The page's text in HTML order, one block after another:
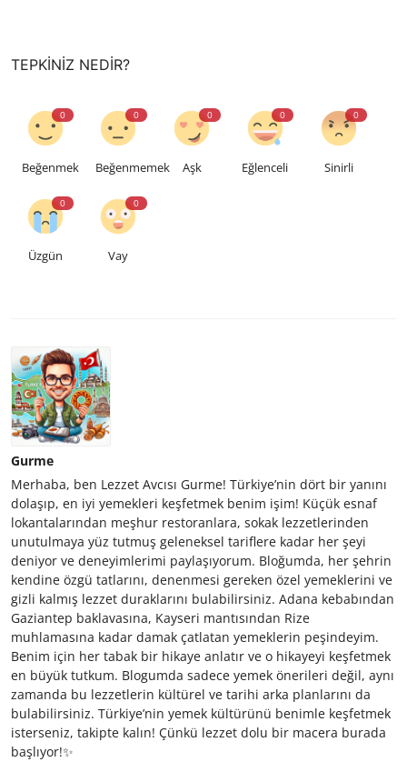
TEPKINIZ NEDIR?
0
Beğenmek
0
Beğenmemek
0
Aşk
0
Eğlenceli
0
Sinirli
0
Üzgün
0
Vay
Gurme
Merhaba, ben Lezzet Avcısı Gurme! Türkiye’nin dört bir yanını
dolaşıp, en iyi yemekleri keşfetmek benim işim! Küçük esnaf
lokantalarından meşhur restoranlara, sokak lezzetlerinden
unutulmaya yüz tutmuş geleneksel tariflere kadar her şeyi
deniyor ve deneyimlerimi paylaşıyorum. Bloğumda, her şehrin
kendine özgü tatlarını, denenmesi gereken özel yemeklerini ve
gizli kalmış lezzet duraklarını bulabilirsiniz. Adana kebabından
Gaziantep baklavasına, Kayseri mantısından Rize
muhlamasına kadar damak çatlatan yemeklerin peşindeyim.
Benim için her tabak bir hikaye anlatır ve o hikayeyi keşfetmek
en büyük tutkum. Blogumda sadece yemek önerileri değil, aynı
zamanda bu lezzetlerin kültürel ve tarihi arka planlarını da
bulabilirsiniz. Türkiye’nin yemek kültürünü benimle keşfetmek
isterseniz, takipte kalın! Çünkü lezzet dolu bir macera burada
başlıyor!✨